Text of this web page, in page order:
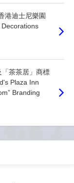
港迪士尼樂園
Decorations
茶茶居」商標
Plaza Inn
Branding